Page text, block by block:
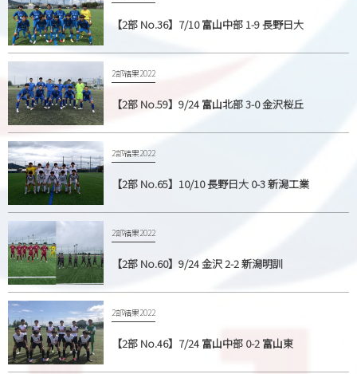
【2部 No.36】7/10 富山中部 1-9 長野日大
2部結果2022
【2部 No.59】9/24 富山北部 3-0 金沢桜丘
2部結果2022
【2部 No.65】10/10 長野日大 0-3 新潟工業
2部結果2022
【2部 No.60】9/24 金沢 2-2 新潟明訓
2部結果2022
【2部 No.46】7/24 富山中部 0-2 富山東